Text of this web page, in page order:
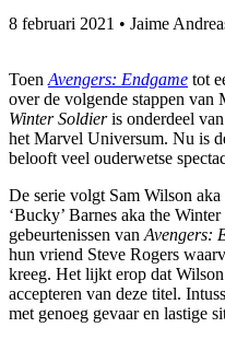
8 februari 2021 • Jaime
Toen Avengers: Endgame tot
over de volgende stappen van
Winter Soldieris onderdeel van
het Marvel Universum. Nu is
belooft veel ouderwetse
De serie volgt Sam Wilson
‘Bucky’ Barnes aka the
gebeurtenissen van Avengers:
hun vriend Steve Rogers
kreeg. Het lijkt erop dat
accepteren van deze titel.
met genoeg gevaar en lastige